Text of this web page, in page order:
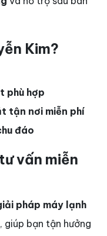
Kim?
phù hợp
tận nơi miễn phí
đáo
vấn miễn
pháp máy lạnh
, giúp bạn tận hưởng